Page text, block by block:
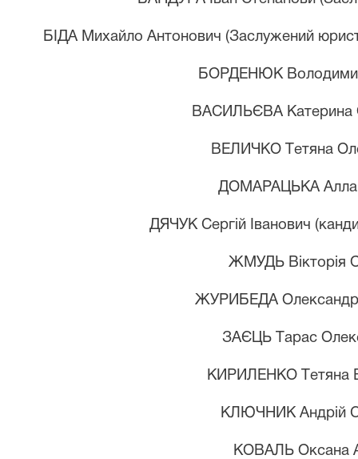
БІДА М ихайло Антонович (Заслужений
БОРДЕНЮК В
ВАСИЛЬЄВА Катерина
ВЕЛИЧКО Т етяна О
ДОМАРАЦЬКА А
ДЯЧУК Сергій Іванович
ЖМУДЬ Вікторія
ЖУРИБЕДА О
ЗАЄЦЬ Т арас О
КИРИЛЕНКО Т етяна
КЛЮЧНИК Андрій
КОВАЛЬ Оксана